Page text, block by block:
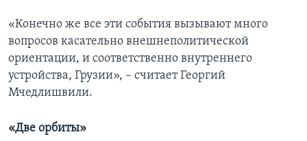
«Конечно же все эти события вызывают много
вопросов касательно внешнеполитической
ориентации, и соответственно внутреннего
устройства, Грузии», – считает Георгий
Мчедлишвили.
«Две орбиты»